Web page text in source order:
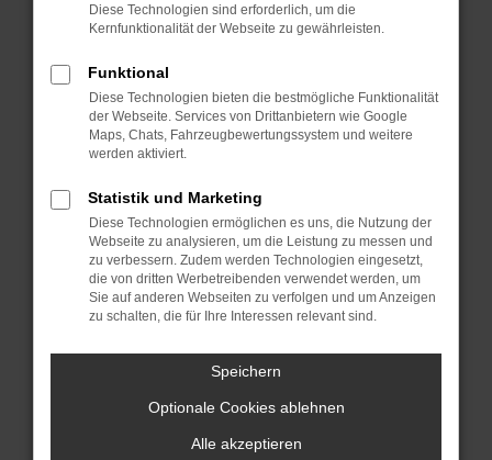
verhindern. Funktioniert die Seite in einem
anderen Browser oder in einem privaten
Starte dein Gerät neu.
Das kann manchmal helfen, vorübergehende
Probleme zu beheben.
Betriebssystem auf dem neuesten Stand
sind.
Veraltete Software birgt nicht nur ein
Sicherheitsrisiko, sondern kann auch dazu
führen, dass bestimmte Funktionen nicht mehr
unterstützt werden.
Wende dich an den Webseitenbetreiber.
Wenn du alle oben genannten Schritte versucht
hast, kontaktiere uns bitte. Wir werden
versuchen, das Problem zu beheben. Du kannst
uns diesen Text schicken, um uns bei der
Diese Technologien sind erforderlich, um die
Kernfunktionalität der Webseite zu gewährleisten.
Funktional
Diese Technologien bieten die bestmögliche Funktionalität
der Webseite. Services von Drittanbietern wie Google
Maps, Chats, Fahrzeugbewertungssystem und weitere
werden aktiviert.
Statistik und Marketing
Diese Technologien ermöglichen es uns, die Nutzung der
Webseite zu analysieren, um die Leistung zu messen und
zu verbessern. Zudem werden Technologien eingesetzt,
die von dritten Werbetreibenden verwendet werden, um
Sie auf anderen Webseiten zu verfolgen und um Anzeigen
zu schalten, die für Ihre Interessen relevant sind.
Speichern
Optionale Cookies ablehnen
Alle akzeptieren